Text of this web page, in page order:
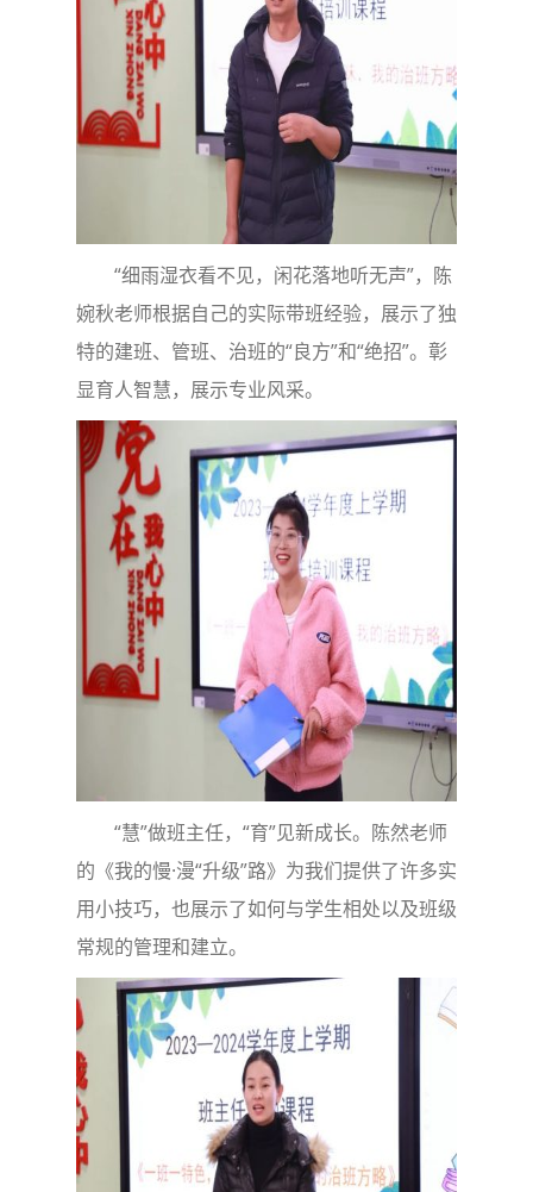
“细雨湿衣看不见，闲花落地听无声”，陈
婉秋老师根据自己的实际带班经验，展示了独
特的建班、管班、治班的“良方”和“绝招”。彰
显育人智慧，展示专业风采。
“慧”做班主任，“育”见新成长。陈然老师
的《我的慢·漫“升级”路》为我们提供了许多实
用小技巧，也展示了如何与学生相处以及班级
常规的管理和建立。